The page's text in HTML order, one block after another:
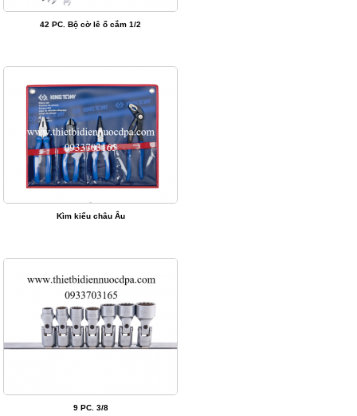
42 PC. Bộ cờ lê ổ cắm 1/2
Kìm kiểu châu Âu
9 PC. 3/8